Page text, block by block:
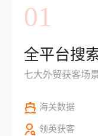
01
全平台搜
七大外贸获客场
海关数据
领英获客